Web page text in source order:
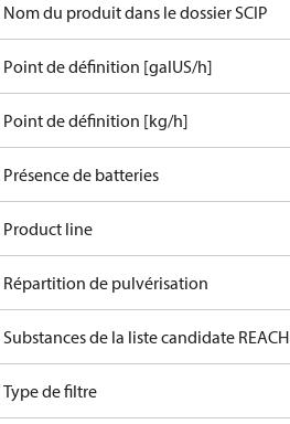
Nom du produit dans le dossier SCIP
Point de définition [galUS/h]
Point de définition [kg/h]
Présence de batteries
Product line
Répartition de pulvérisation
Substances de la liste candidate REACH
Type de filtre